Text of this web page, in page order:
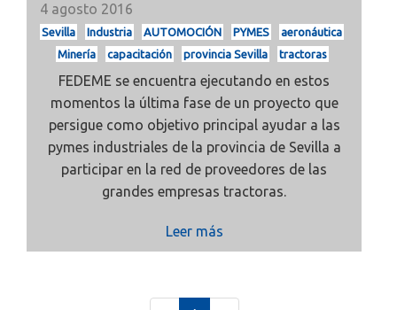
4 agosto 2016
Sevilla Industria AUTOMOCIÓN PYMES
aeronáutica
Minería
capacitación provincia Sevilla tractoras
FEDEME se encuentra ejecutando en estos
momentos la última fase de un proyecto que
persigue como objetivo principal ayudar a las
pymes industriales de la provincia de Sevilla a
participar en la red de proveedores de las
grandes empresas tractoras.
Leer más